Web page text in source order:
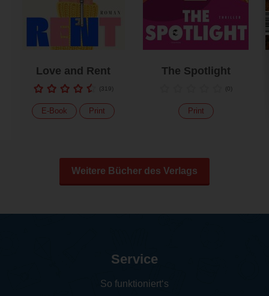
Love and Rent
(319)
E-Book Print
The Spotlight
(0)
Print
Weitere Bücher des Verlags
Service
So funktioniert‘s